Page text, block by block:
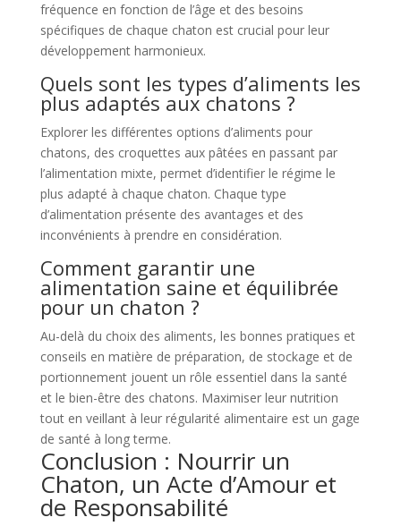
fréquence en fonction de l’âge et des besoins
spécifiques de chaque chaton est crucial pour leur
développement harmonieux.
Quels sont les types d’aliments les
plus adaptés aux chatons ?
Explorer les différentes options d’aliments pour
chatons, des croquettes aux pâtées en passant par
l’alimentation mixte, permet d’identifier le régime le
plus adapté à chaque chaton. Chaque type
d’alimentation présente des avantages et des
inconvénients à prendre en considération.
Comment garantir une
alimentation saine et équilibrée
pour un chaton ?
Au-delà du choix des aliments, les bonnes pratiques et
conseils en matière de préparation, de stockage et de
portionnement jouent un rôle essentiel dans la santé
et le bien-être des chatons. Maximiser leur nutrition
tout en veillant à leur régularité alimentaire est un gage
de santé à long terme.
Conclusion : Nourrir un
Chaton, un Acte d’Amour et
de Responsabilité